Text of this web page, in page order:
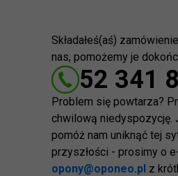
Składałeś(aś)
nas, pomożemy je
52 341
Problem się powtarza?
chwilową niedyspozycję.
pomóż nam uniknąć tej
przyszłości - prosimy o
opony@oponeo.pl z